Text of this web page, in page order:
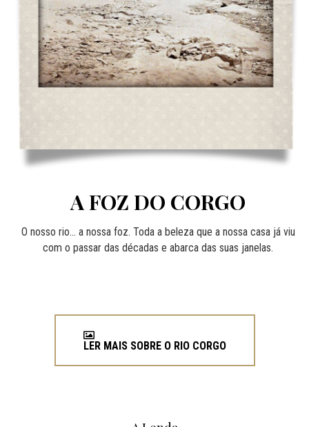
A FOZ DO CORGO
O nosso rio... a nossa foz. Toda a beleza que a nossa casa já viu
com o passar das décadas e abarca das suas janelas.
LER MAIS SOBRE O RIO CORGO